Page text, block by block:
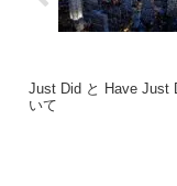
Just Did と Have Just
いて